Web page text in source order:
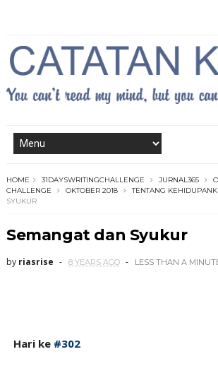
HOME 31DAYSWRITINGCHALLENGE JURNAL365
CHALLENGE
OKTOBER 2018 TENTANG
SYUKUR
Semangat dan Syukur
by riasrise 8 YEARS AGO LESS THAN A
Hari ke #302